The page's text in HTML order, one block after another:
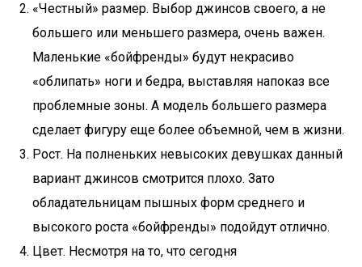
«Честный» размер. Выбор джинсов своего, а не
большего или меньшего размера, очень важен.
Маленькие «бойфренды» будут некрасиво
«облипать» ноги и бедра, выставляя напоказ все
проблемные зоны. А модель большего размера
сделает фигуру еще более объемной, чем в жизни.
Рост. На полненьких невысоких девушках данный
вариант джинсов смотрится плохо. Зато
обладательницам пышных форм среднего и
высокого роста «бойфренды» подойдут отлично.
Цвет. Несмотря на то, что сегодня